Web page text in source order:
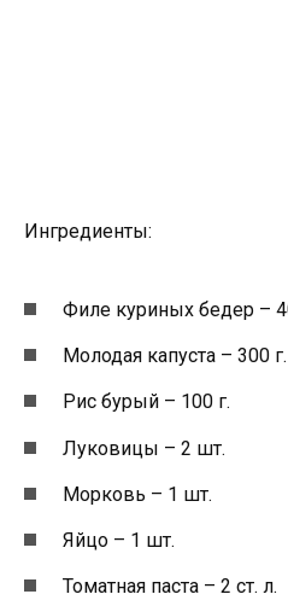
Ингредиенты:
Филе куриных бедер –
Молодая капуста – 300 г.
Рис бурый – 100 г.
Луковицы – 2 шт.
Морковь – 1 шт.
Яйцо – 1 шт.
Томатная паста – 2 ст. л.